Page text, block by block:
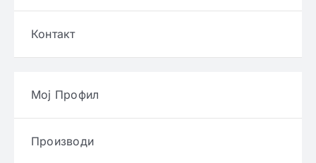
Контакт
Мој Профил
Производи